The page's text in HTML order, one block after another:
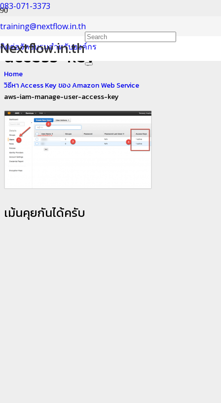
083-071-3373
training@nextflow.in.th
ติดต่อจัดอบรมสำหรับองค์กร
Nextflow.in.th
aws-iam-manage-user-
access-key
Home
วิธีหา Access Key ของ Amazon Web Service
aws-iam-manage-user-access-key
เม้นคุยกันได้ครับ